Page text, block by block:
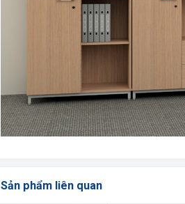
Sản phẩm liên quan